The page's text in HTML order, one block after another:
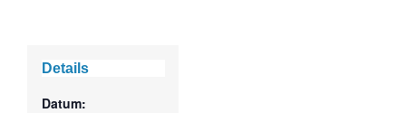
Details
Datum: